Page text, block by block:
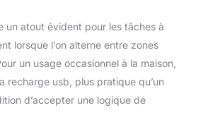
un atout évident pour les tâches à
lorsque l’on alterne entre zones
un usage occasionnel à la maison,
recharge usb, plus pratique qu’un
d’accepter une logique de